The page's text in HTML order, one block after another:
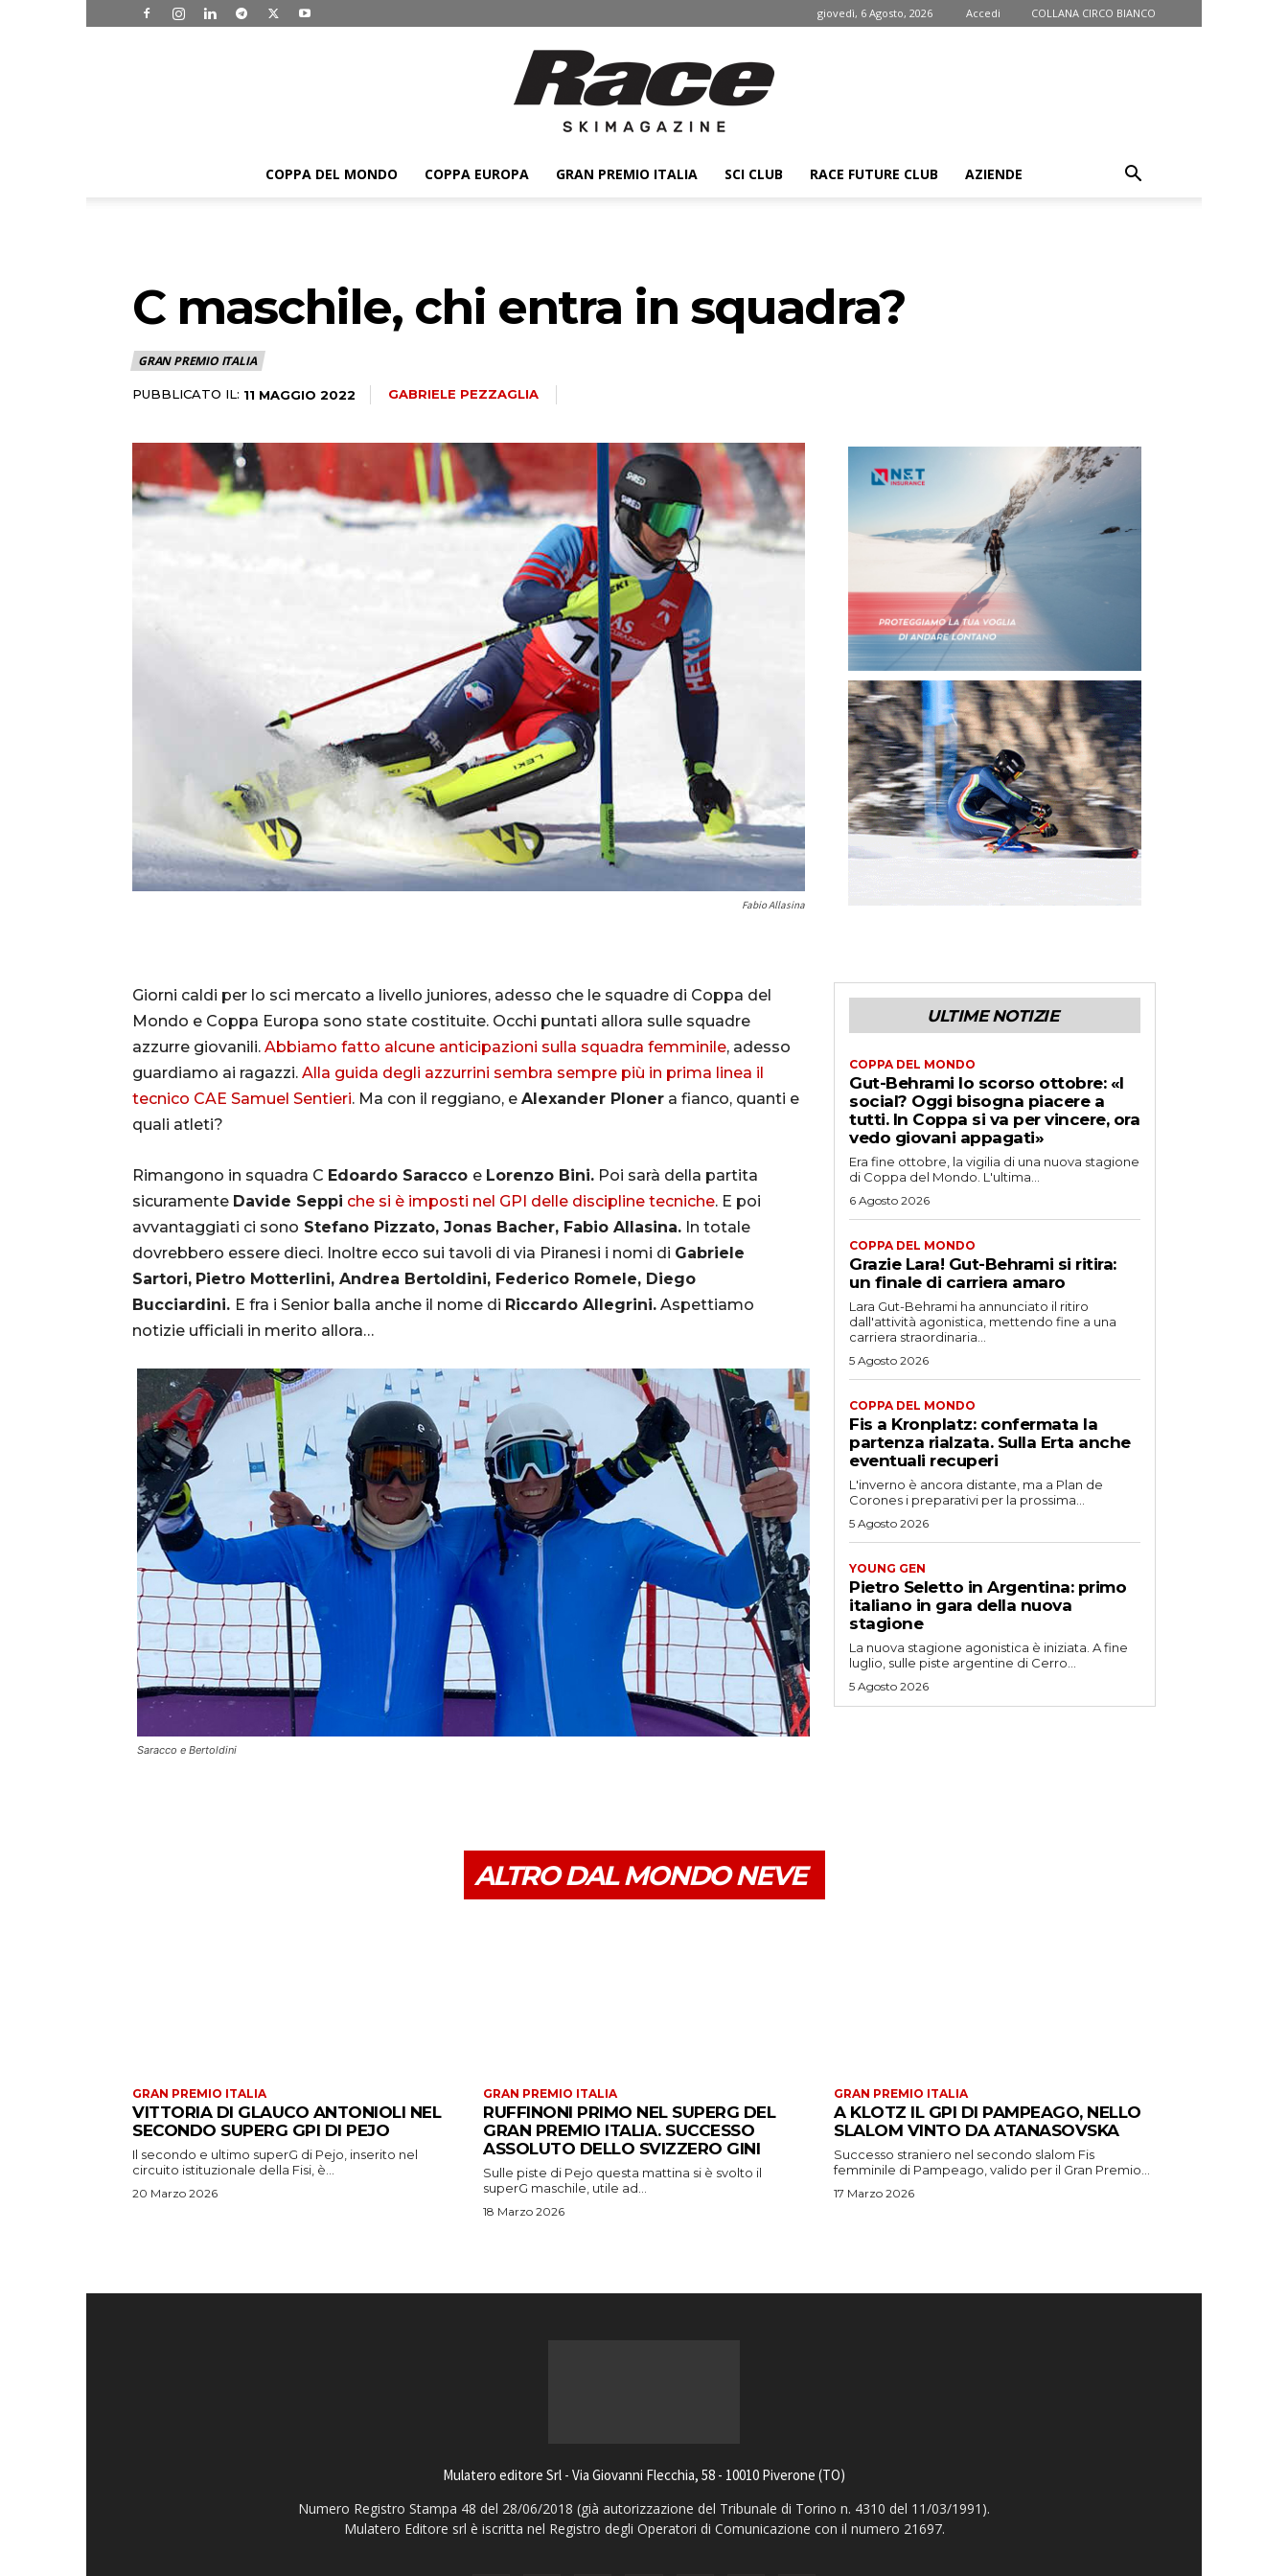
giovedì, 6 Agosto, 2026 Accedi COLLANA CIRCO BIANCO
magazine
COPPA DEL MONDO COPPA EUROPA GRAN PREMIO ITALIA SCI CLUB RACE FUTURE CLUB AZIENDE
C maschile, chi entra in squadra?
GRAN PREMIO ITALIA
PUBBLICATO IL: 11 MAGGIO 2022 GABRIELE PEZZAGLIA
Fabio Allasina
Giorni caldi per lo sci mercato a livello juniores, adesso che le squadre di Coppa del
Mondo e Coppa Europa sono state costituite. Occhi puntati allora sulle squadre
azzurre giovanili. Abbiamo fatto alcune anticipazioni sulla squadra femminile, adesso
guardiamo ai ragazzi. Alla guida degli azzurrini sembra sempre più in prima linea il
tecnico CAE Samuel Sentieri. Ma con il reggiano, e Alexander Ploner a fianco, quanti e
quali atleti?
Rimangono in squadra C Edoardo Saracco e Lorenzo Bini. Poi sarà della partita
sicuramente Davide Seppi che si è imposti nel GPI delle discipline tecniche. E poi
avvantaggiati ci sono Stefano Pizzato, Jonas Bacher, Fabio Allasina. In totale
dovrebbero essere dieci. Inoltre ecco sui tavoli di via Piranesi i nomi di Gabriele
Sartori, Pietro Motterlini, Andrea Bertoldini, Federico Romele, Diego
Bucciardini. E fra i Senior balla anche il nome di Riccardo Allegrini. Aspettiamo
notizie ufficiali in merito allora…
Saracco e Bertoldini
ULTIME NOTIZIE
COPPA DEL MONDO
Gut-Behrami lo scorso ottobre: «I
social? Oggi bisogna piacere a
tutti. In Coppa si va per vincere, ora
vedo giovani appagati»
Era fine ottobre, la vigilia di una nuova stagione
di Coppa del Mondo. L'ultima...
6 Agosto 2026
COPPA DEL MONDO
Grazie Lara! Gut-Behrami si ritira:
un finale di carriera amaro
Lara Gut-Behrami ha annunciato il ritiro
dall'attività agonistica, mettendo fine a una
carriera straordinaria...
5 Agosto 2026
COPPA DEL MONDO
Fis a Kronplatz: confermata la
partenza rialzata. Sulla Erta anche
eventuali recuperi
L'inverno è ancora distante, ma a Plan de
Corones i preparativi per la prossima...
5 Agosto 2026
YOUNG GEN
Pietro Seletto in Argentina: primo
italiano in gara della nuova
stagione
La nuova stagione agonistica è iniziata. A fine
luglio, sulle piste argentine di Cerro...
5 Agosto 2026
ALTRO DAL MONDO NEVE
GRAN PREMIO ITALIA
VITTORIA DI GLAUCO ANTONIOLI NEL
SECONDO SUPERG GPI DI PEJO
Il secondo e ultimo superG di Pejo, inserito nel
circuito istituzionale della Fisi, è...
20 Marzo 2026
GRAN PREMIO ITALIA
RUFFINONI PRIMO NEL SUPERG DEL
GRAN PREMIO ITALIA. SUCCESSO
ASSOLUTO DELLO SVIZZERO GINI
Sulle piste di Pejo questa mattina si è svolto il
superG maschile, utile ad...
18 Marzo 2026
GRAN PREMIO ITALIA
A KLOTZ IL GPI DI PAMPEAGO, NELLO
SLALOM VINTO DA ATANASOVSKA
Successo straniero nel secondo slalom Fis
femminile di Pampeago, valido per il Gran Premio...
17 Marzo 2026
Mulatero editore Srl - Via Giovanni Flecchia, 58 - 10010 Piverone (TO)
Numero Registro Stampa 48 del 28/06/2018 (già autorizzazione del Tribunale di Torino n. 4310 del 11/03/1991).
Mulatero Editore srl è iscritta nel Registro degli Operatori di Comunicazione con il numero 21697.